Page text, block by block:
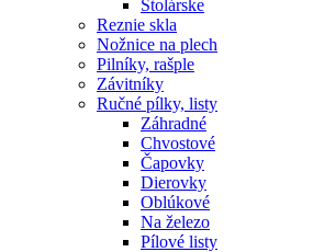
Stolárske
Reznie skla
Nožnice na plech
Pilníky, rašple
Závitníky
Ručné pílky, listy
Záhradné
Chvostové
Čapovky
Dierovky
Oblúkové
Na železo
Pílové listy